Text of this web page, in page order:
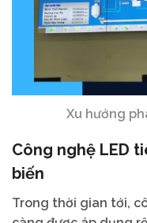
Xu hướng
Công nghệ LED
biến
Trong thời gian tới,